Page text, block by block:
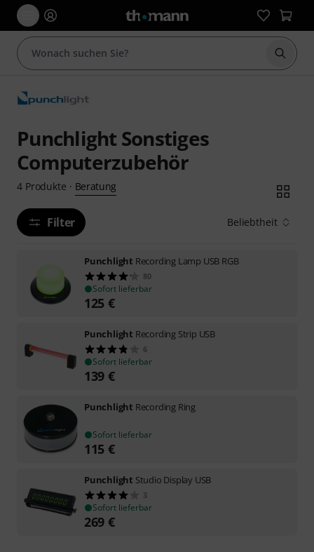
Suche
Punchlight Sonstiges
Computerzubehör
4 Produkte · Beratung
Filter Beliebtheit
Punchlight Recording Lamp USB RGB
80
Sofort lieferbar
125 €
Punchlight Recording Strip USB
6
Sofort lieferbar
139 €
Punchlight Recording Ring
Sofort lieferbar
115 €
Punchlight Studio Display USB
3
Sofort lieferbar
269 €